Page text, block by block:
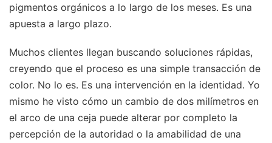
pigmentos orgánicos a lo largo de los meses. Es una
apuesta a largo plazo.
Muchos clientes llegan buscando soluciones rápidas,
creyendo que el proceso es una simple transacción de
color. No lo es. Es una intervención en la identidad. Yo
mismo he visto cómo un cambio de dos milímetros en
el arco de una ceja puede alterar por completo la
percepción de la autoridad o la amabilidad de una